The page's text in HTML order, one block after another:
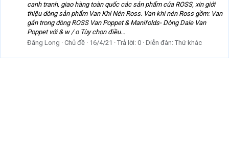
canh tranh, giao hàng toàn quốc các sản phẩm của ROSS, xin giới
thiệu dòng sản phẩm Van Khí Nén Ross. Van khí nén Ross gồm: Van
gắn trong dòng ROSS Van Poppet & Manifolds- Dòng Dale Van
Poppet với & w / o Tùy chọn điều...
Đăng Long
Chủ đề 16/4/21 Trả lời: 0 Diễn đàn: Thứ khác